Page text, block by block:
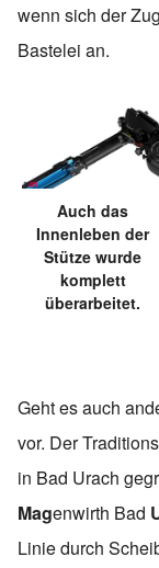
wenn sich der
Bastelei an.
Auch das
Innenleben der
Stütze wurde
komplett
überarbeitet.
Geht es auch
vor. Der
in Bad Urach
Magenwirth Bad
Linie durch